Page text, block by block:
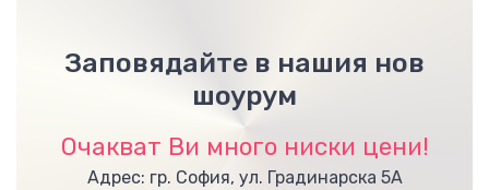
Заповядайте в нашия нов
шоурум
Очакват Ви много ниски цени!
Адрес: гр. София, ул. Градинарска 5А